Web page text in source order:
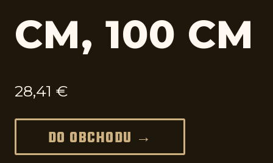
CM, 100 CM
28,41 €
DO OBCHODU →